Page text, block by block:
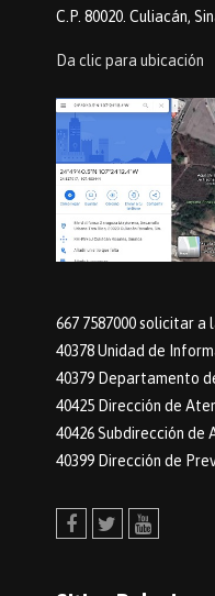
C.P. 80020. Culiacán,
Da clic para ubicación
667 7587000 solicitar
40378 Unidad de
40379 Departamento
40425 Dirección de
40426 Subdirección
40399 Dirección de